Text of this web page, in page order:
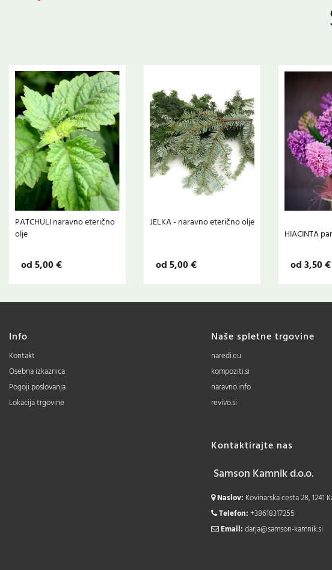
PATCHULI naravno eterično
olje
od 5,00 €
JELKA - naravno eterično olje
od 5,00 €
HIACINTA
od 3,50 €
Info
Kontakt
Osebna izkaznica
Pogoji poslovanja
Lokacija trgovine
Naše spletne trgovine
naredi.eu
kompoziti.si
naravno.info
revivo.si
Kontaktirajte nas
Samson Kamnik d.o.o.
Naslov: Kovinarska cesta 28, 1241
Telefon:+38618317255
Email:darja@samson-kamnik.si